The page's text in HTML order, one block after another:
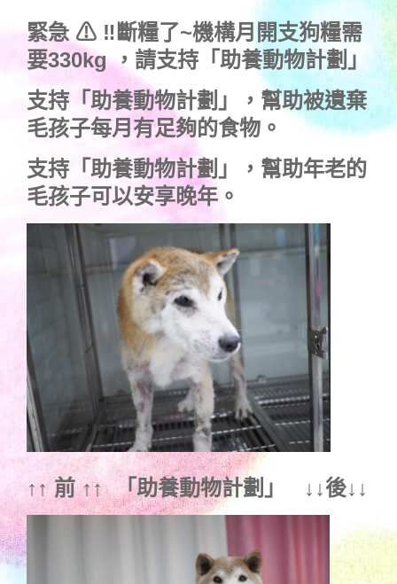
緊急 ⚠ ‼斷糧了~機構月開支狗糧需
要330kg ， 請支持「助養動物計劃」
支持「助養動物計劃」
，幫助被遺棄
毛孩子每月有足夠的食物。
支持 「助養動物計劃」
，幫助年老的
毛孩子可以安享晚年。
↑↑ 前 ↑↑ 「助養動物計劃 」 ↓↓後↓↓